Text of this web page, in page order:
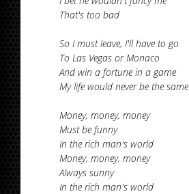
That's too bad
So I must leave, I'll have to go
To Las Vegas or Monaco
And win a fortune in a game
My life would never be the same
Money, money, money
Must be funny
In the rich man's world
Money, money, money
Always sunny
In the rich man's world